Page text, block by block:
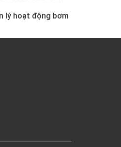
lý hoạt động bơm